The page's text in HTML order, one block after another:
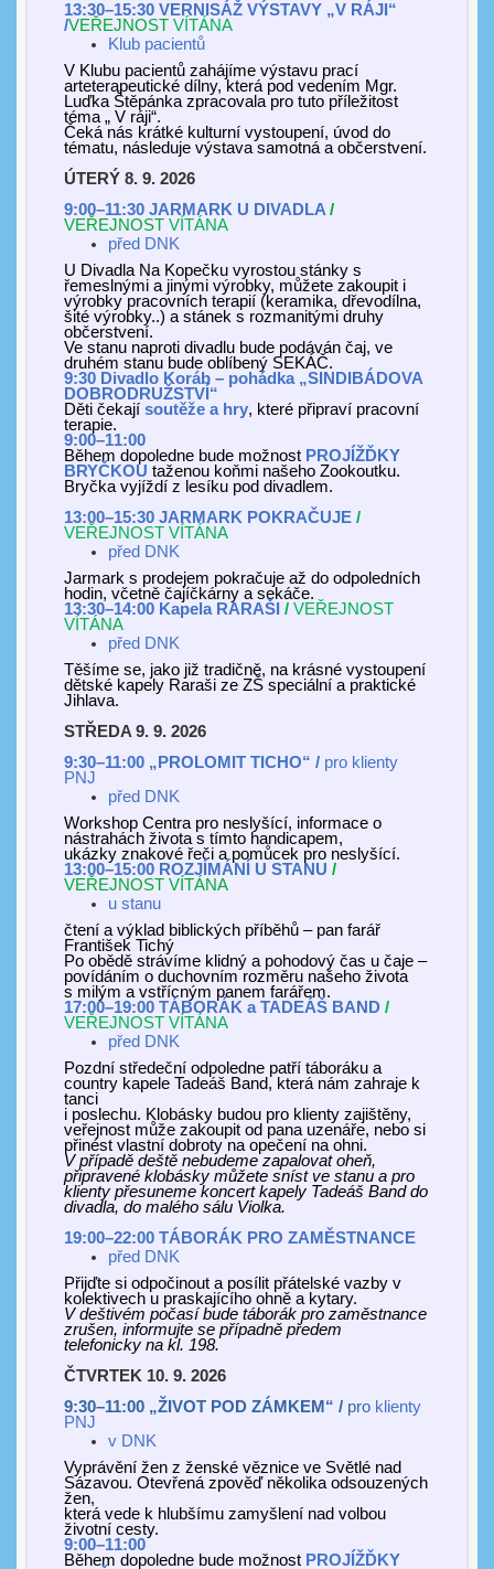
13:30–15:30 VERNISÁŽ VÝSTAVY „V RÁJI “
/VEŘEJNOST VÍTÁNA
Klub pacientů
V Klubu pacientů zahájíme výstavu prací
arteterapeutické dílny, která pod vedením Mgr.
Luďka Štěpánka zpracovala pro tuto příležitost
téma „ V ráji“.
Čeká nás krátké kulturní vystoupení, úvod do
tématu, následuje výstava samotná a občerstvení.
ÚTERÝ 8. 9. 2026
9:00–11:30 JARMARK U DIVADLA/
VEŘEJNOST VÍTÁNA
před DNK
U Divadla Na Kopečku vyrostou stánky s
řemeslnými a jinými výrobky, můžete zakoupit i
výrobky pracovních terapií (keramika, dřevodílna,
šité výrobky..) a stánek s rozmanitými druhy
občerstvení.
Ve stanu naproti divadlu bude podáván čaj, ve
druhém stanu bude oblíbený SEKÁČ.
9:30 Divadlo Koráb– pohádka „SINDIBÁDOVA
DOBRODRUŽSTVÍ “
Děti čekají soutěže a hry, které připraví pracovní
terapie.
9:00–11:00
Během dopoledne bude možnost PROJÍŽĎKY
BRYČKOU taženou koňmi našeho Zookoutku.
Bryčka vyjíždí z lesíku pod divadlem.
13:00–15:30 JARMARK POKRAČUJE /
VEŘEJNOST VÍTÁNA
před DNK
Jarmark s prodejem pokračuje až do odpoledních
hodin, včetně čajíčkárny a sekáče.
13:30–14:00 Kapela RARAŠI / VEŘEJNOST
VÍTÁNA
před DNK
Těšíme se, jako již tradičně, na krásné vystoupení
dětské kapely Raraši ze ZŠ speciální a praktické
Jihlava.
STŘEDA 9. 9. 2026
9:30–11:00 „ PROLOMIT TICHO“ / pro klienty
PNJ
před DNK
Workshop Centra pro neslyšící, informace o
nástrahách života s tímto handicapem,
ukázky znakové řeči a pomůcek pro neslyšící.
13:00–15:00 ROZJÍMÁNÍ U STANU /
VEŘEJNOST VÍTÁNA
u stanu
čtení a výklad biblických příběhů – pan farář
František Tichý
Po obědě strávíme klidný a pohodový čas u čaje –
povídáním o duchovním rozměru našeho života
s milým a vstřícným panem farářem.
17:00–19:00 TÁBORÁK a TADEÁŠ BAND /
VEŘEJNOST VÍTÁNA
před DNK
Pozdní středeční odpoledne patří táboráku a
country kapele Tadeáš Band, která nám zahraje k
tanci
i poslechu. Klobásky budou pro klienty zajištěny,
veřejnost může zakoupit od pana uzenáře, nebo si
přinést vlastní dobroty na opečení na ohni.
V případě deště nebudeme zapalovat oheň,
připravené klobásky můžete sníst ve stanu a pro
klienty přesuneme koncert kapely Tadeáš Band do
divadla, do malého sálu Violka.
19:00–22:00 TÁBORÁK PRO ZAMĚSTNANCE
před DNK
Přijďte si odpočinout a posílit přátelské vazby v
kolektivech u praskajícího ohně a kytary.
Vdeštivém počasíbude táborák pro zaměstnance
zrušen, informujte se případně předem
telefonicky na kl. 198.
ČTVRTEK 10. 9. 2026
9:30–11:00 „ŽIVOT POD ZÁMKEM“ / pro klienty
PNJ
v DNK
Vyprávění žen z ženské věznice ve Světlé nad
Sázavou. Otevřená zpověď několika odsouzených
žen,
která vede k hlubšímu zamyšlení nad volbou
životní cesty.
9:00–11:00
Během dopoledne bude možnost PROJÍŽĎKY